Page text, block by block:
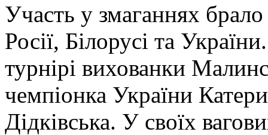
Участь у змаганнях
Росії, Білорусі та
турнірі вихованки
чемпіонка України
Дідківська. У своїх